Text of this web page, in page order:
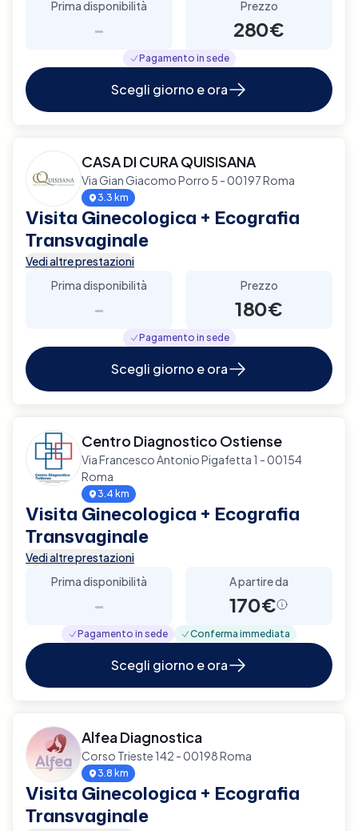
Prima disponibilità
-
Prezzo
280€
Pagamento in sede
Scegli giorno e ora
CASA DI CURA QUISISANA
Via Gian Giacomo Porro 5 - 00197 Roma
3.3 km
Visita Ginecologica + Ecografia
Transvaginale
Vedi altre prestazioni
Prima disponibilità
-
Prezzo
180€
Pagamento in sede
Scegli giorno e ora
Centro Diagnostico Ostiense
Via Francesco Antonio Pigafetta 1 - 00154
Roma
3.4 km
Visita Ginecologica + Ecografia
Transvaginale
Vedi altre prestazioni
Prima disponibilità
-
A partire da
170€
Pagamento in sede Conferma immediata
Scegli giorno e ora
Alfea Diagnostica
Corso Trieste 142 - 00198 Roma
3.8 km
Visita Ginecologica + Ecografia
Transvaginale